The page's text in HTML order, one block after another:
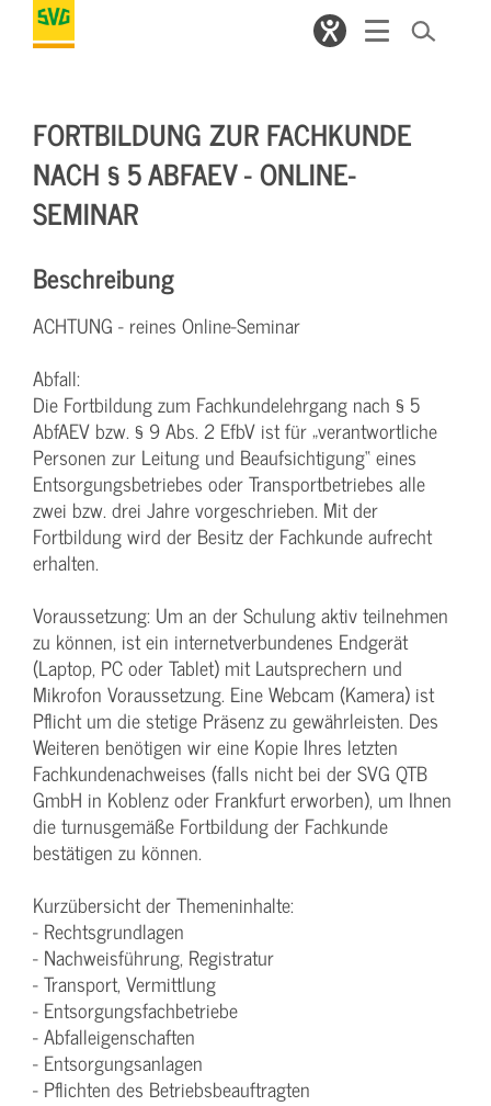
FORTBILDUNG ZUR FACHKUNDE
NACH § 5 ABFAEV - ONLINE-
SEMINAR
Beschreibung
ACHTUNG - reines Online-Seminar
Abfall:
Die Fortbildung zum Fachkundelehrgang nach § 5
AbfAEV bzw. § 9 Abs. 2 EfbV ist für „verantwortliche
Personen zur Leitung und Beaufsichtigung“ eines
Entsorgungsbetriebes oder Transportbetriebes alle
zwei bzw. drei Jahre vorgeschrieben. Mit der
Fortbildung wird der Besitz der Fachkunde aufrecht
erhalten.
Voraussetzung: Um an der Schulung aktiv teilnehmen
zu können, ist ein internetverbundenes Endgerät
(Laptop, PC oder Tablet) mit Lautsprechern und
Mikrofon Voraussetzung. Eine Webcam (Kamera) ist
Pflicht um die stetige Präsenz zu gewährleisten. Des
Weiteren benötigen wir eine Kopie Ihres letzten
Fachkundenachweises (falls nicht bei der SVG QTB
GmbH in Koblenz oder Frankfurt erworben), um Ihnen
die turnusgemäße Fortbildung der Fachkunde
bestätigen zu können.
Kurzübersicht der Themeninhalte:
- Rechtsgrundlagen
- Nachweisführung, Registratur
- Transport, Vermittlung
- Entsorgungsfachbetriebe
- Abfalleigenschaften
- Entsorgungsanlagen
- Pflichten des Betriebsbeauftragten